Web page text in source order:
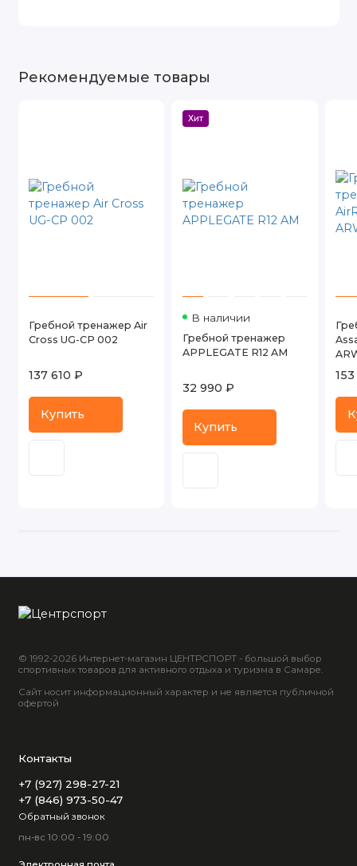
Рекомендуемые товары
Гребной тренажер Air
Cross UG-CP 002
137 610 ₽
Купить
Хит
В наличии
Гребной тренажер
APPLEGATE R12 AM
32 990 ₽
Купить
© 1992-2026 Интернет-магазин ЦЕНТРСПОРТ - большой выбор
спортивных товаров для активного отдыха и туризма в Самаре.
Сайт носит информационный характер и не является публичной
офертой
Контакты
+7 (927) 298-27-21
+7 (846) 973-50-47
Обратный звонок
пн-вс 10:00 - 19:00